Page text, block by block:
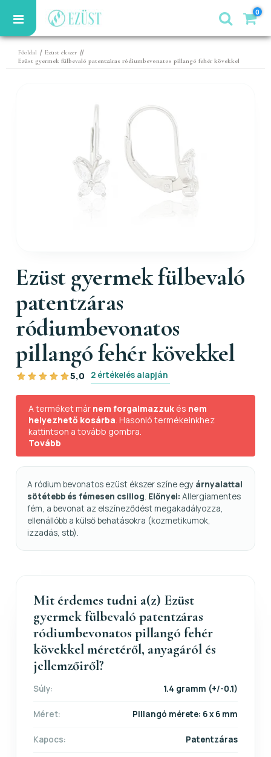
0
Főoldal / Ezüst ékszer //
Ezüst gyermek fülbevaló patentzáras ródiumbevonatos pillangó fehér kövekkel
Ezüst gyermek fülbevaló
patentzáras
ródiumbevonatos
pillangó fehér kövekkel
5,0 2 értékelés alapján
A terméket már nem forgalmazzuk és nem
helyezhető kosárba . Hasonló termékeinkhez
kattintson a tovább gombra.
Tovább
A ródium bevonatos ezüst ékszer színe egy árnyalattal
sötétebb és fémesen csillog. Előnyei: Allergiamentes
fém, a bevonat az elszíneződést megakadályozza,
ellenállóbb a külső behatásokra (kozmetikumok,
izzadás, stb).
Mit érdemes tudni a(z) Ezüst
gyermek fülbevaló patentzáras
ródiumbevonatos pillangó fehér
kövekkel méretéről, anyagáról és
jellemzőiről?
Súly: 1.4 gramm (+/-0.1)
Méret: Pillangó mérete: 6 x 6 mm
Kapocs: Patentzáras